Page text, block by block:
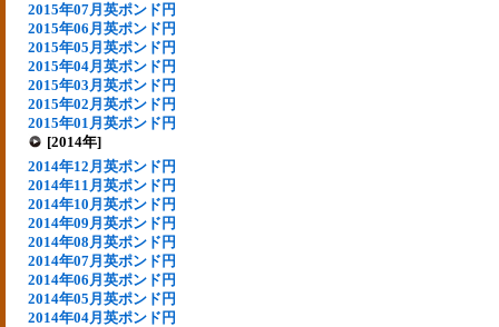
2015年07月英ポンド円
2015年06月英ポンド円
2015年05月英ポンド円
2015年04月英ポンド円
2015年03月英ポンド円
2015年02月英ポンド円
2015年01月英ポンド円
[2014年]
2014年12月英ポンド円
2014年11月英ポンド円
2014年10月英ポンド円
2014年09月英ポンド円
2014年08月英ポンド円
2014年07月英ポンド円
2014年06月英ポンド円
2014年05月英ポンド円
2014年04月英ポンド円